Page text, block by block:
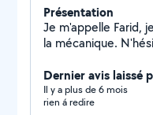
Présentation
Je m'appelle Farid,
la mécanique.
diagnostique,et
que vous
directement et je
Dernier avis laissé
Il y a plus de 6 mois
rien á redire